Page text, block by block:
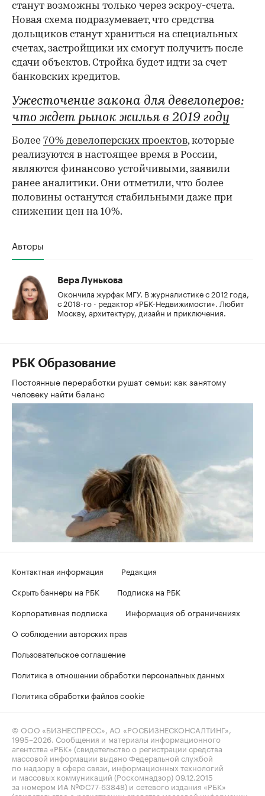
станут возможны только через эскроу-счета.
Новая схема подразумевает, что средства
дольщиков станут храниться на специальных
счетах, застройщики их смогут получить после
сдачи объектов. Стройка будет идти за счет
банковских кредитов.
Ужесточение закона для девелоперов:
что ждет рынок жилья в 2019 году
Более 70% девелоперских проектов, которые
реализуются в настоящее время в России,
являются финансово устойчивыми, заявили
ранее аналитики. Они отметили, что более
половины останутся стабильными даже при
снижении цен на 10%.
Авторы
Вера Лунькова
Окончила журфак МГУ. В журналистике с 2012 года,
с 2018-го - редактор «РБК-Недвижимости». Любит
Москву, архитектуру, дизайн и приключения.
РБК Образование
Постоянные переработки рушат семьи: как занятому
человеку найти баланс
Контактная информация
Редакция
Скрыть баннеры на РБК
Подписка на РБК
Корпоративная подписка
Информация об ограничениях
О соблюдении авторских прав
Пользовательское соглашение
Политика в отношении обработки персональных данных
Политика обработки файлов cookie
© ООО «БИЗНЕСПРЕСС», АО «РОСБИЗНЕСКОНСАЛТИНГ»,
1995–2026 . Сообщения и материалы информационного
агентства «РБК» (свидетельство о регистрации средства
массовой информации выдано Федеральной службой
по надзору в сфере связи, информационных технологий
и массовых коммуникаций (Роскомнадзор) 09.12.2015
за номером ИА №ФС77-63848) и сетевого издания «РБК»